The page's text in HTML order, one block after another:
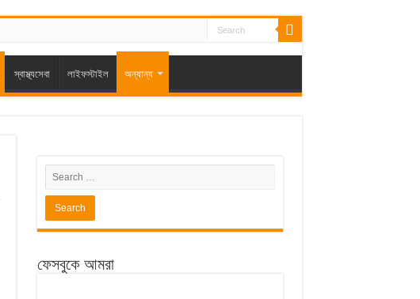
স্বাস্থ্যসেবা লাইফস্টাইল অন্যান্য
ফেসবুকে আমরা